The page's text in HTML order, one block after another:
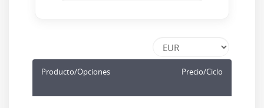
Producto/Opciones Precio/Ciclo